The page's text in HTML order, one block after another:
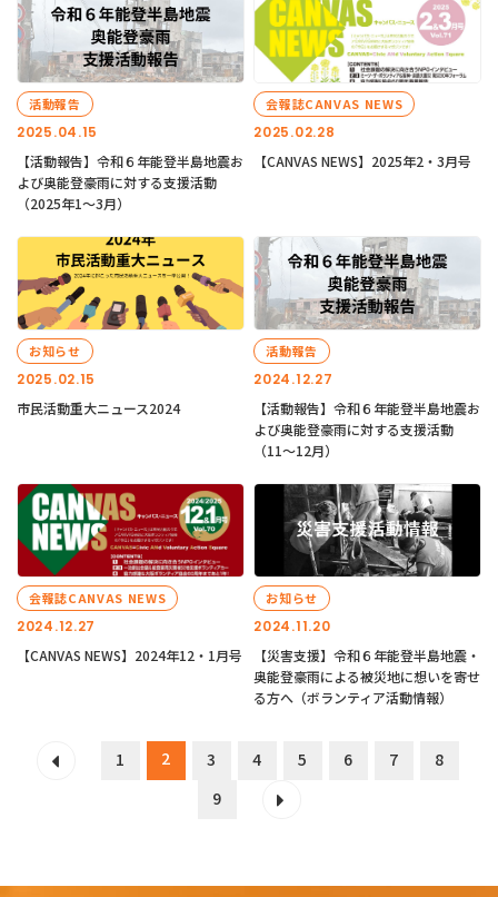
2025.04.15
活動報告
【活動報告】令和６年能登半島地震お
よび奥能登豪雨に対する支援活動
（2025年1〜3月）
2025.02.28
会報誌CANVAS NEWS
【CANVAS NEWS】2025年2・3月号
2025.02.15
お知らせ
市民活動重大ニュース2024
2024.12.27
活動報告
【活動報告】令和６年能登半島地震お
よび奥能登豪雨に対する支援活動
（11〜12月）
2024.12.27
会報誌CANVAS NEWS
【CANVAS NEWS】2024年12・1月号
2024.11.20
お知らせ
【災害支援】令和６年能登半島地震・
奥能登豪雨による被災地に想いを寄せ
る方へ（ボランティア活動情報）
1 2 3 4 5 6 7
8
9